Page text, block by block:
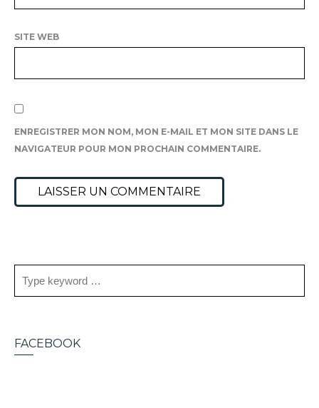
SITE WEB
ENREGISTRER MON NOM, MON E-MAIL ET MON SITE DANS LE
NAVIGATEUR POUR MON PROCHAIN COMMENTAIRE.
FACEBOOK